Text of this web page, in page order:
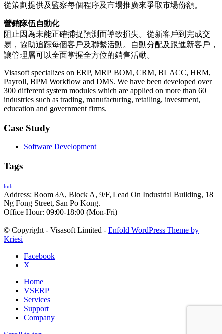
從策劃提供及監察每個程序及市場推廣來爭取市場份額。
營銷隊伍自動化
阻止因為未能正確捕捉預測而導致損失。從新客戶到完成交
易，協助追踪每個客戶及聯繫活動。自動分配及跟進新客戶，
讓管理層可以全面掌握全方位的銷售活動。
Visasoft specializes on ERP, MRP, BOM, CRM, BI, ACC, HRM,
Payroll, BPM Workflow and DMS. We have been developed over
300 different system modules which are applied on more than 60
industries such as trading, manufacturing, retailing, investment,
education and government firms.
Case Study
Software Development
Tags
hub
Address: Room 8A, Block A, 9/F, Lead On Industrial Building, 18
Ng Fong Street, San Po Kong.
Office Hour: 09:00-18:00 (Mon-Fri)
© Copyright - Visasoft Limited - Enfold WordPress Theme by
Kriesi
Facebook
X
Home
VSERP
Services
Support
Company